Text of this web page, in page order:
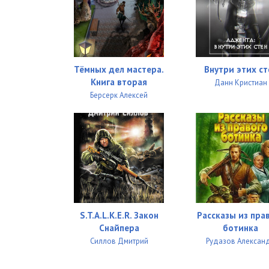
26
27
28
29
Тёмных дел мастера.
Книга вторая
Берсерк Алексей
Внутри этих
Данн Кристиан
S.T.A.L.K.E.R. Закон
Снайпера
Силлов Дмитрий
Рассказы из
ботинка
Рудазов